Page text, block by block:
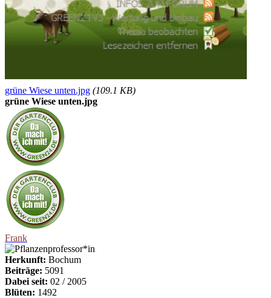
grüne Wiese unten.jpg (109.1 KB)
grüne Wiese unten.jpg
Frank
Herkunft: Bochum
Beiträge: 5091
Dabei seit: 02 / 2005
Blüten: 1492